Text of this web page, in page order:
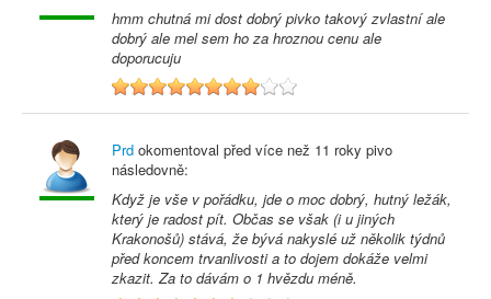
hmm chutná mi dost dobrý pivko takový zvlastní ale
dobrý ale mel sem ho za hroznou cenu ale
doporucuju
8
Prd okomentoval před více než 11 roky pivo
následovně:
Když je vše v pořádku, jde o moc dobrý, hutný ležák,
který je radost pít. Občas se však (i u jiných
Krakonošů) stává, že bývá nakyslé už několik týdnů
před koncem trvanlivosti a to dojem dokáže velmi
zkazit. Za to dávám o 1 hvězdu méně.